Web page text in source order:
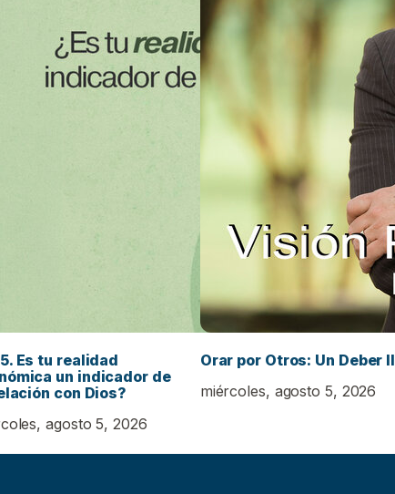
Es tu realidad
un indicador de
con Dios?
agosto 5, 2026
Orar por Otros: Un Deber II
miércoles, agosto 5, 2026